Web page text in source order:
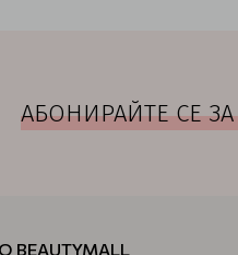
АБОНИРАЙТЕ СЕ